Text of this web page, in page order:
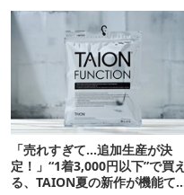
「売れすぎて…追加生産が決
定！」“1着3,000円以下”で買え
る、TAION夏の新作が機能て